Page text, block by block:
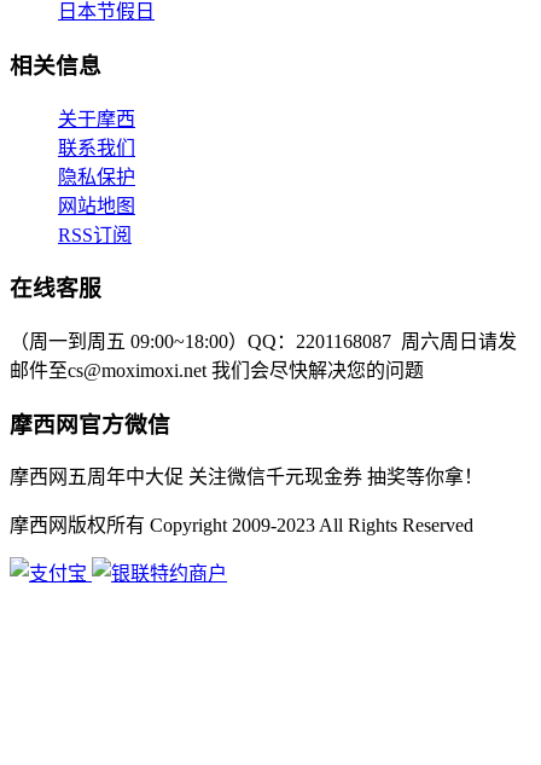
日本节假日
相关信息
关于摩西
联系我们
隐私保护
网站地图
RSS订阅
在线客服
（周一到周五 09:00~18:00） QQ：2201168087 周六周日请发
邮件至cs@moximoxi.net 我们会尽快解决您的问题
摩西网官方微信
摩西网五周年中大促 关注微信千元现金券 抽奖等你拿！
摩西网版权所有 Copyright 2009-2023 All Rights Reserved